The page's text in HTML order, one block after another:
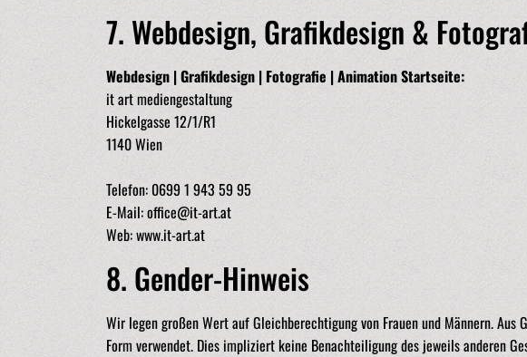
7. Webdesign, Grafikdesign &
Webdesign | Grafikdesign | Fotografie | Animation Startseite:
it art mediengestaltung
Hickelgasse 12/1/R1
1140 Wien
Telefon: 0699 1 943 59 95
E-Mail:office@it-art.at
Web:www.it-art.at
8. Gender-Hinweis
Wir legen großen Wert auf Gleichberechtigung von Frauen und Männern.
Form verwendet. Dies impliziert keine Benachteiligung des jeweils anderen